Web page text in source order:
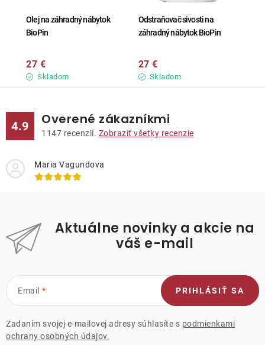
Olej na záhradný nábytok
BioPin
Skladom
27 €
Odstraňovač sivosti na
záhradný nábytok BioPin
Skladom
27 €
4.9 Overené zákazníkmi
1147 recenzií. Zobraziť všetky recenzie
Maria Vagundova
Aktuálne novinky a akcie na
váš e-mail
Email
Zadaním svojej e-mailovej adresy súhlasíte s podmienkami
ochrany osobných údajov.
PRIHLÁSIŤ SA